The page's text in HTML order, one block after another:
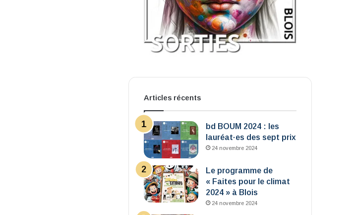
Articles récents
bd BOUM 2024 : les
lauréat·es des sept prix
24 novembre 2024
Le programme de
« Faites pour le climat
2024 » à Blois
24 novembre 2024